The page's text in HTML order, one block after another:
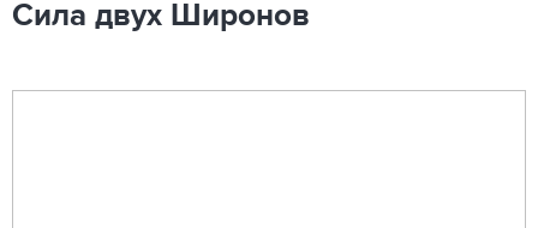
Сила двух Широнов